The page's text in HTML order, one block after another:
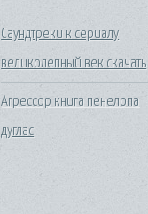
Саундтреки к сериалу
великолепный век скачать
Агрессор книга пенелопа
дуглас